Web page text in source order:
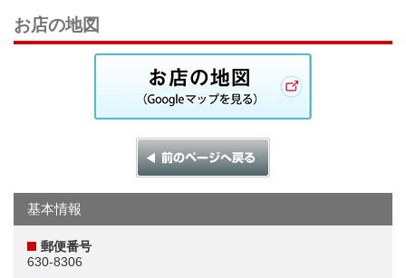
お店の地図
基本情報
郵便番号
630-8306